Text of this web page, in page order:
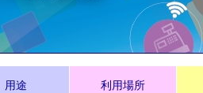
用途 利用場所